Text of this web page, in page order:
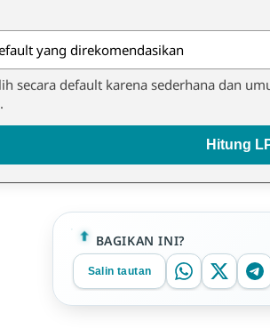
secara default karena sederhana dan
Hitung
BAGIKAN INI?
Salin tautan